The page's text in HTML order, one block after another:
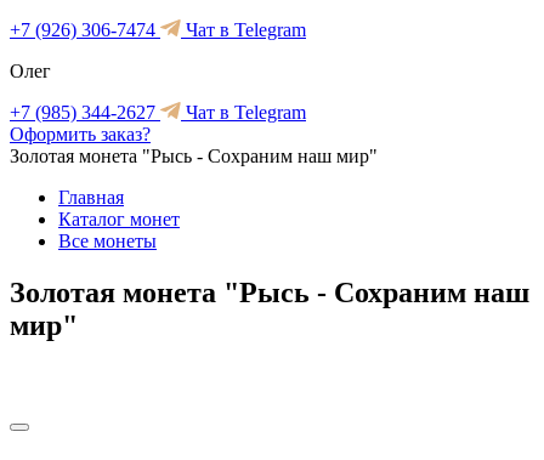
+7 (926) 306-7474
Чат в Telegram
Олег
+7 (985) 344-2627
Чат в Telegram
Оформить заказ?
Золотая монета "Рысь - Сохраним наш мир"
Главная
Каталог монет
Все монеты
Золотая монета "Рысь - Сохраним наш
мир"